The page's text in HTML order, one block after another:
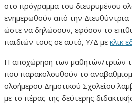
στο πρόγραμμα του διευρυμένου
ενημερωθούν από την Διευθύντρια
ώστε να δηλώσουν, εφόσον το
παιδιών τους σε αυτό, Υ/Δ μεκλικ
Η αποχώρηση των μαθητών/τριών
που παρακολουθούν το
ολοήμερου Δημοτικού Σχολείου
με το πέρας της δεύτερης